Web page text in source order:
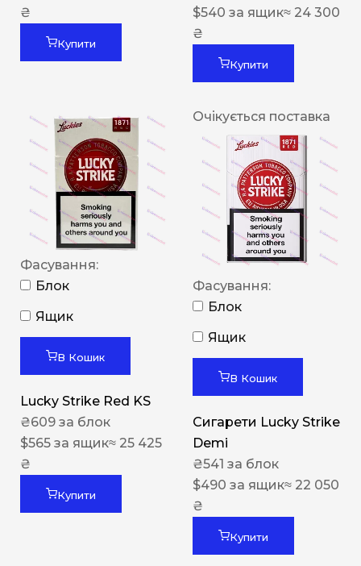
₴
Купити
$540 за ящик≈ 24 300
₴
Купити
Фасування:
Блок
Ящик
В Кошик
Lucky Strike Red KS
₴609 за блок
$565 за ящик≈ 25 425
₴
Купити
Очікується поставка
Фасування:
Блок
Ящик
В Кошик
Сигарети Lucky Strike
Demi
₴541 за блок
$490 за ящик≈ 22 050
₴
Купити